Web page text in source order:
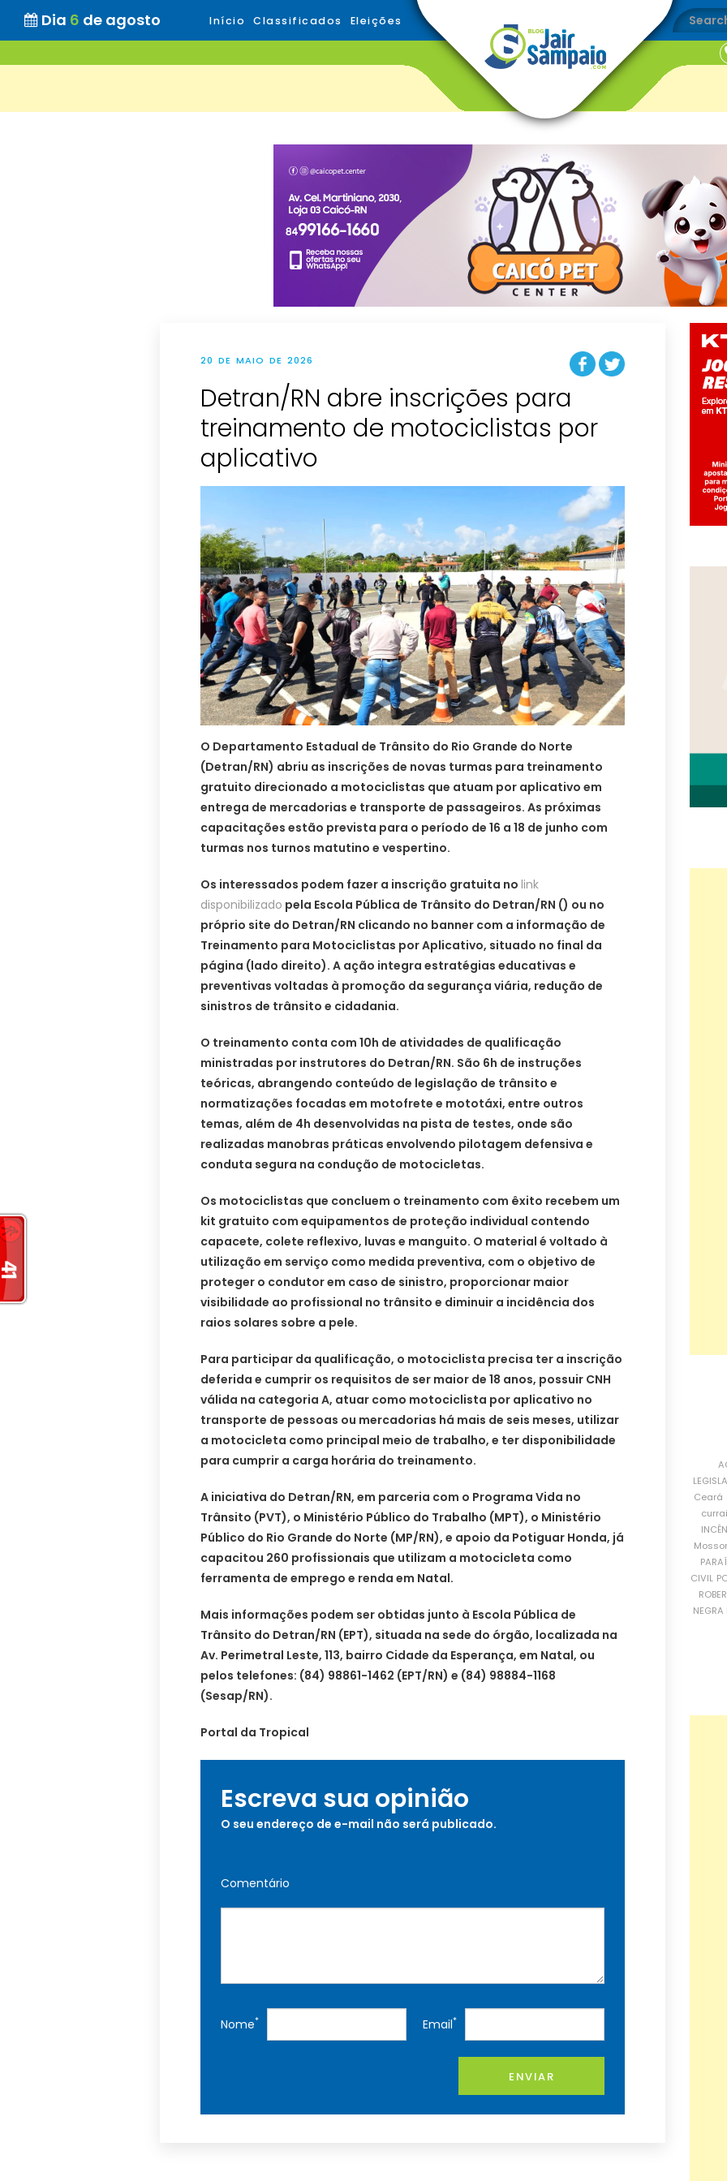
Dia 6 de agosto Início Classificados Eleições
20 DE MAIO DE 2026
Detran/RN abre inscrições para
treinamento de motociclistas por
aplicativo
O Departamento Estadual de Trânsito do Rio Grande do Norte
(Detran/RN) abriu as inscrições de novas turmas para treinamento
gratuito direcionado a motociclistas que atuam por aplicativo em
entrega de mercadorias e transporte de passageiros. As próximas
capacitações estão prevista para o período de 16 a 18 de junho com
turmas nos turnos matutino e vespertino.
Os interessados podem fazer a inscrição gratuita no link
disponibilizado pela Escola Pública de Trânsito do Detran/RN () ou no
próprio site do Detran/RN clicando no banner com a informação de
Treinamento para Motociclistas por Aplicativo, situado no final da
página (lado direito). A ação integra estratégias educativas e
preventivas voltadas à promoção da segurança viária, redução de
sinistros de trânsito e cidadania.
O treinamento conta com 10h de atividades de qualificação
ministradas por instrutores do Detran/RN. São 6h de instruções
teóricas, abrangendo conteúdo de legislação de trânsito e
normatizações focadas em motofrete e mototáxi, entre outros
temas, além de 4h desenvolvidas na pista de testes, onde são
realizadas manobras práticas envolvendo pilotagem defensiva e
conduta segura na condução de motocicletas.
Os motociclistas que concluem o treinamento com êxito recebem um
kit gratuito com equipamentos de proteção individual contendo
capacete, colete reflexivo, luvas e manguito. O material é voltado à
utilização em serviço como medida preventiva, com o objetivo de
proteger o condutor em caso de sinistro, proporcionar maior
visibilidade ao profissional no trânsito e diminuir a incidência dos
raios solares sobre a pele.
Para participar da qualificação, o motociclista precisa ter a inscrição
deferida e cumprir os requisitos de ser maior de 18 anos, possuir CNH
válida na categoria A, atuar como motociclista por aplicativo no
transporte de pessoas ou mercadorias há mais de seis meses, utilizar
a motocicleta como principal meio de trabalho, e ter disponibilidade
para cumprir a carga horária do treinamento.
A iniciativa do Detran/RN, em parceria com o Programa Vida no
Trânsito (PVT), o Ministério Público do Trabalho (MPT), o Ministério
Público do Rio Grande do Norte (MP/RN), e apoio da Potiguar Honda, já
capacitou 260 profissionais que utilizam a motocicleta como
ferramenta de emprego e renda em Natal.
Mais informações podem ser obtidas junto à Escola Pública de
Trânsito do Detran/RN (EPT), situada na sede do órgão, localizada na
Av. Perimetral Leste, 113, bairro Cidade da Esperança, em Natal, ou
pelos telefones: (84) 98861-1462 (EPT/RN) e (84) 98884-1168
(Sesap/RN).
Portal da Tropical
Escreva sua opinião
O seu endereço de e-mail não será publicado.
Comentário
Nome* Email*
ENVIAR
Ceará
CIVIL
NEGRA